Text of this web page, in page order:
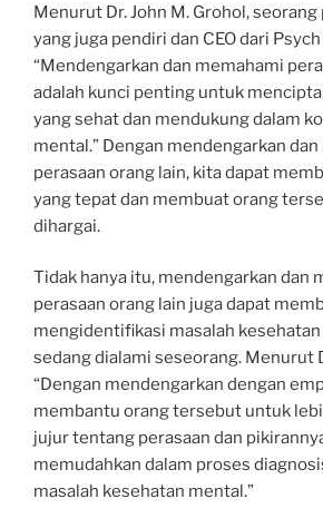
Menurut Dr. John M. Grohol,
yang juga pendiri dan CEO dari
“Mendengarkan dan memahami
adalah kunci penting untuk
yang sehat dan mendukung dalam
mental.” Dengan mendengarkan
perasaan orang lain, kita dapat
yang tepat dan membuat orang
dihargai.
Tidak hanya itu, mendengarkan dan
perasaan orang lain juga dapat
mengidentifikasi masalah
sedang dialami seseorang. Menurut
“Dengan mendengarkan dengan
membantu orang tersebut untuk
jujur tentang perasaan dan
memudahkan dalam proses
masalah kesehatan mental.”